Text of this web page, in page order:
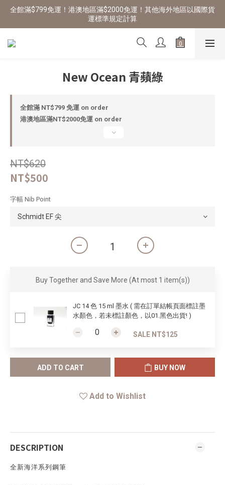
全館滿$799免運！港澳地區滿$2000免運！其他海外地區以國際貨
運標準規定計算
New Ocean 青蘋綠
全館滿 NT$799 免運 on order
港澳地區滿NT$2000免運 on order
NT$620
NT$500
字幅 Nib Point
Buy Together and Save More (At most 1 item(s))
JC 14 色 15 ml 墨水 ( 需在訂單結帳頁面標註墨
水顏色，若未標註顏色，以01.黑色出貨! )
SALE NT$125
ADD TO CART BUY NOW
Add to Wishlist
DESCRIPTION
全新海洋系列鋼筆